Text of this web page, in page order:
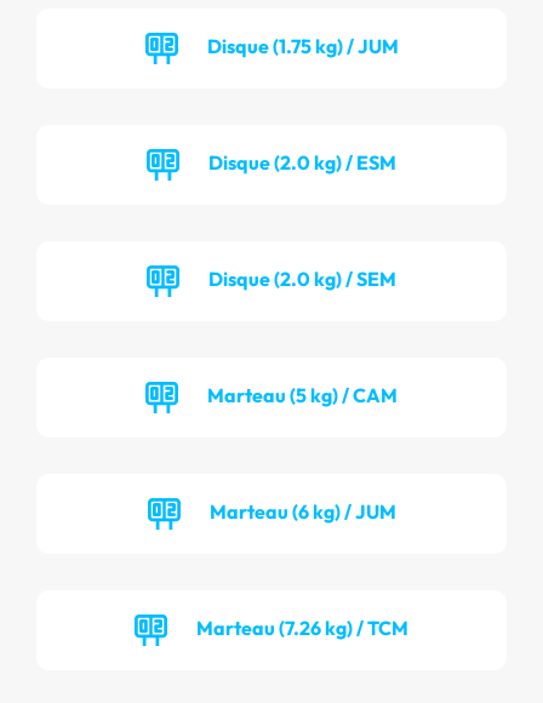
Disque (1.75 kg) / JUM
Disque (2.0 kg) / ESM
Disque (2.0 kg) / SEM
Marteau (5 kg) / CAM
Marteau (6 kg) / JUM
Marteau (7.26 kg) / TCM